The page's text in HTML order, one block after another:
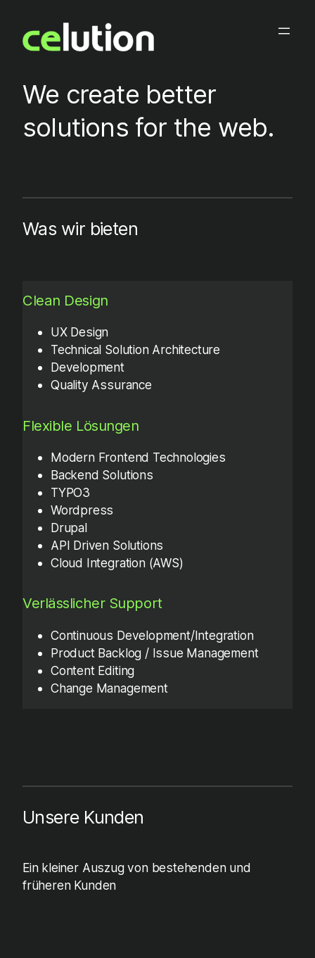
Inhalt
springen
We create better
solutions for the web.
Was wir bieten
Clean Design
UX Design
Technical Solution Architecture
Development
Quality Assurance
Flexible Lösungen
Modern Frontend Technologies
Backend Solutions
TYPO3
Wordpress
Drupal
API Driven Solutions
Cloud Integration (AWS)
Verlässlicher Support
Continuous Development/Integration
Product Backlog / Issue Management
Content Editing
Change Management
Unsere Kunden
Ein kleiner Auszug von bestehenden und
früheren Kunden